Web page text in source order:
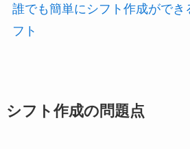
誰でも簡単にシフト作成ができ
フト
シフト作成の問題点